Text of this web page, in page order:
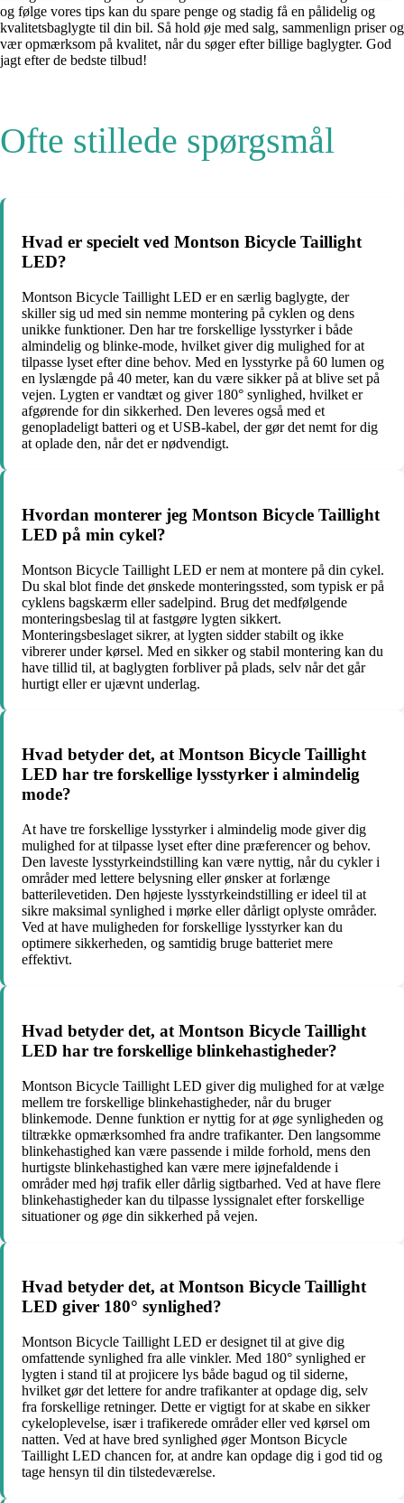
og følge vores tips kan du spare penge og stadig få en pålidelig og
kvalitetsbaglygte til din bil. Så hold øje med salg, sammenlign priser og
vær opmærksom på kvalitet, når du søger efter billige baglygter. God
jagt efter de bedste tilbud!
Ofte stillede spørgsmål
Hvad er specielt ved Montson Bicycle Taillight
LED?
Montson Bicycle Taillight LED er en særlig baglygte, der
skiller sig ud med sin nemme montering på cyklen og dens
unikke funktioner. Den har tre forskellige lysstyrker i både
almindelig og blinke-mode, hvilket giver dig mulighed for at
tilpasse lyset efter dine behov. Med en lysstyrke på 60 lumen og
en lyslængde på 40 meter, kan du være sikker på at blive set på
vejen. Lygten er vandtæt og giver 180° synlighed, hvilket er
afgørende for din sikkerhed. Den leveres også med et
genopladeligt batteri og et USB-kabel, der gør det nemt for dig
at oplade den, når det er nødvendigt.
Hvordan monterer jeg Montson Bicycle Taillight
LED på min cykel?
Montson Bicycle Taillight LED er nem at montere på din cykel.
Du skal blot finde det ønskede monteringssted, som typisk er på
cyklens bagskærm eller sadelpind. Brug det medfølgende
monteringsbeslag til at fastgøre lygten sikkert.
Monteringsbeslaget sikrer, at lygten sidder stabilt og ikke
vibrerer under kørsel. Med en sikker og stabil montering kan du
have tillid til, at baglygten forbliver på plads, selv når det går
hurtigt eller er ujævnt underlag.
Hvad betyder det, at Montson Bicycle Taillight
LED har tre forskellige lysstyrker i almindelig
mode?
At have tre forskellige lysstyrker i almindelig mode giver dig
mulighed for at tilpasse lyset efter dine præferencer og behov.
Den laveste lysstyrkeindstilling kan være nyttig, når du cykler i
områder med lettere belysning eller ønsker at forlænge
batterilevetiden. Den højeste lysstyrkeindstilling er ideel til at
sikre maksimal synlighed i mørke eller dårligt oplyste områder.
Ved at have muligheden for forskellige lysstyrker kan du
optimere sikkerheden, og samtidig bruge batteriet mere
effektivt.
Hvad betyder det, at Montson Bicycle Taillight
LED har tre forskellige blinkehastigheder?
Montson Bicycle Taillight LED giver dig mulighed for at vælge
mellem tre forskellige blinkehastigheder, når du bruger
blinkemode. Denne funktion er nyttig for at øge synligheden og
tiltrække opmærksomhed fra andre trafikanter. Den langsomme
blinkehastighed kan være passende i milde forhold, mens den
hurtigste blinkehastighed kan være mere iøjnefaldende i
områder med høj trafik eller dårlig sigtbarhed. Ved at have flere
blinkehastigheder kan du tilpasse lyssignalet efter forskellige
situationer og øge din sikkerhed på vejen.
Hvad betyder det, at Montson Bicycle Taillight
LED giver 180° synlighed?
Montson Bicycle Taillight LED er designet til at give dig
omfattende synlighed fra alle vinkler. Med 180° synlighed er
lygten i stand til at projicere lys både bagud og til siderne,
hvilket gør det lettere for andre trafikanter at opdage dig, selv
fra forskellige retninger. Dette er vigtigt for at skabe en sikker
cykeloplevelse, især i trafikerede områder eller ved kørsel om
natten. Ved at have bred synlighed øger Montson Bicycle
Taillight LED chancen for, at andre kan opdage dig i god tid og
tage hensyn til din tilstedeværelse.